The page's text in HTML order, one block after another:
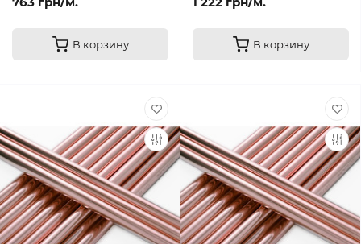
В корзину В корзину